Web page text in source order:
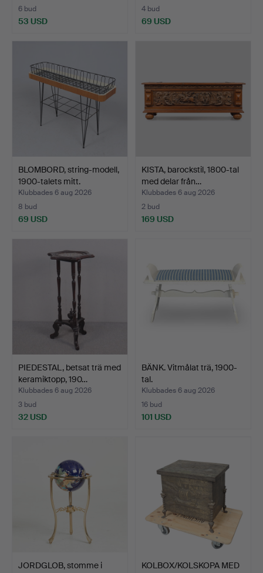
6 bud
53 USD
4 bud
69 USD
BLOMBORD, string-modell,
1900-talets mitt.
Klubbades 6 aug 2026
8 bud
69 USD
KISTA, barockstil, 1800-tal
med delar från…
Klubbades 6 aug 2026
2 bud
169 USD
PIEDESTAL, betsat trä med
keramiktopp, 190…
Klubbades 6 aug 2026
3 bud
32 USD
BÄNK. Vitmålat trä, 1900-
tal.
Klubbades 6 aug 2026
16 bud
101 USD
JORDGLOB, stomme i
KOLBOX/KOLSKOPA MED